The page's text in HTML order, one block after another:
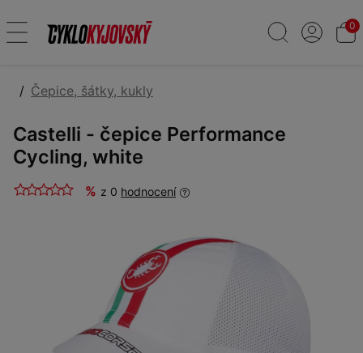
0
Čepice, šátky, kukly
Castelli - čepice Performance
Cycling, white
% z 0 hodnocení